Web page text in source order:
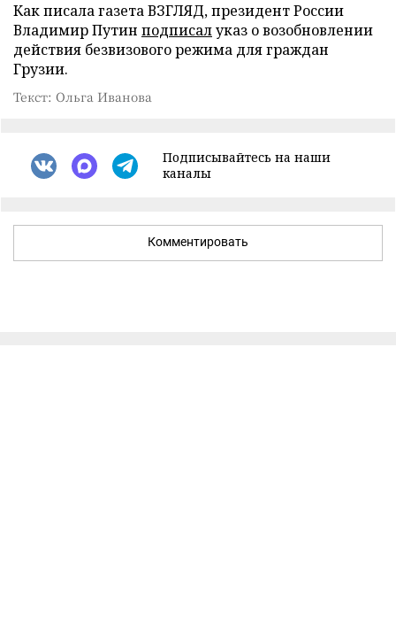
Как писала газета ВЗГЛЯД, президент России
Владимир Путин подписалуказ о возобновлении
действия безвизового режима для граждан
Грузии.
Текст: Ольга Иванова
Подписывайтесь на наши
каналы
Комментировать